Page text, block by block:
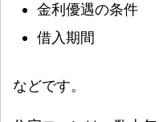
金利優遇の条件
借入期間
などです。